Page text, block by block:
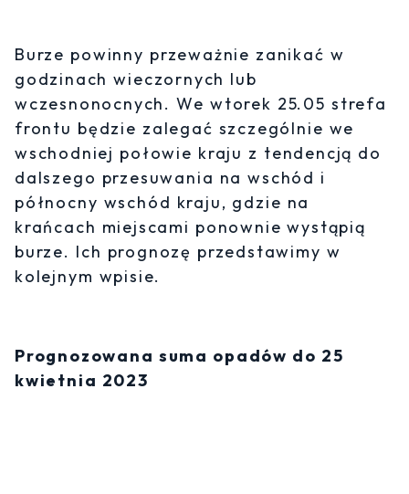
Burze powinny przeważnie zanikać w
godzinach wieczornych lub
wczesnonocnych. We wtorek 25.05 strefa
frontu będzie zalegać szczególnie we
wschodniej połowie kraju z tendencją do
dalszego przesuwania na wschód i
północny wschód kraju, gdzie na
krańcach miejscami ponownie wystąpią
burze. Ich prognozę przedstawimy w
kolejnym wpisie.
Prognozowana suma opadów do 25
kwietnia 2023